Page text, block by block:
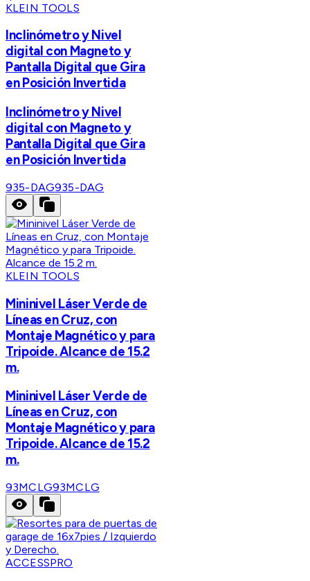
KLEIN TOOLS
Inclinómetro y Nivel
digital con Magneto y
Pantalla Digital que Gira
en Posición Invertida
Inclinómetro y Nivel
digital con Magneto y
Pantalla Digital que Gira
en Posición Invertida
935-DAG935-DAG
KLEIN TOOLS
Mininivel Láser Verde de
Líneas en Cruz, con
Montaje Magnético y para
Tripoide. Alcance de 15.2
m.
Mininivel Láser Verde de
Líneas en Cruz, con
Montaje Magnético y para
Tripoide. Alcance de 15.2
m.
93MCLG93MCLG
ACCESSPRO